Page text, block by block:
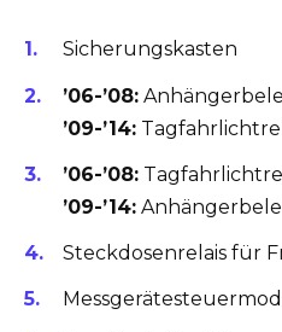
Sicherungskasten
’06-’08:
’09-’14:
’06-’08:
’09-’14:
Steckdosenrelais für